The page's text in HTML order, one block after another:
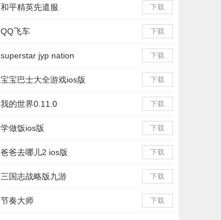
和平精英先遣服 下载
QQ飞车 下载
superstar jyp nation 下载
宝宝巴士大全游戏ios版 下载
我的世界0.11.0 下载
学做饭ios版 下载
爸爸去哪儿2 ios版 下载
三国志战略版九游 下载
节奏大师 下载